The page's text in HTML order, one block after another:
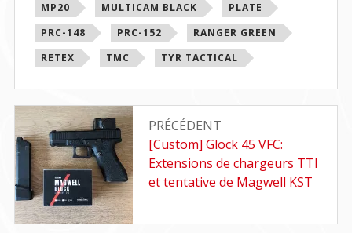
MP20
MULTICAM BLACK
PLATE
PRC-148
PRC-152
RANGER GREEN
RETEX
TMC TYR TACTICAL
Navigation
de
l’article
PRÉCÉDENT
Article
précédent
:
[Custom] Glock 45 VFC:
Extensions de chargeurs TTI
et tentative de Magwell KST